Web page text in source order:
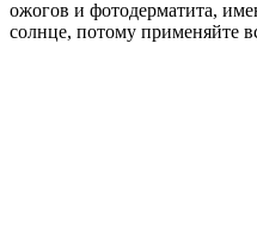
ожогов и фотодерматита,
солнце, потому применяйте